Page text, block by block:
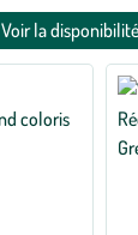
Voir la